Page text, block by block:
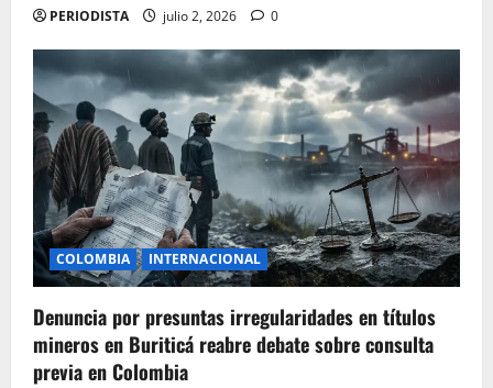
PERIODISTA julio 2, 2026 0
COLOMBIA INTERNACIONAL
Denuncia por presuntas irregularidades en títulos
mineros en Buriticá reabre debate sobre consulta
previa en Colombia